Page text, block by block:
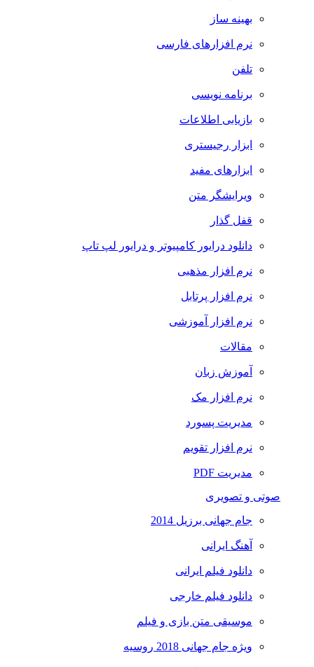
بهینه ساز
نرم افزارهای فارسی
تلفن
برنامه نویسی
بازیابی اطلاعات
ابزار رجیستری
ابزارهای مفید
ویرایشگر متن
قفل گذار
دانلود درایور کامپیوتر و درایور لپ تاپ
نرم افزار مذهبی
نرم افزار پرتابل
نرم افزار آموزشی
مقالات
آموزش زبان
نرم افزار مک
مدیریت پسورد
نرم افزار تقویم
مدیریت PDF
صوتی و تصویری
جام جهانی برزیل 2014
آهنگ ایرانی
دانلود فیلم ایرانی
دانلود فیلم خارجی
موسیقی متن بازی و فیلم
ویژه جام جهانی 2018 روسیه